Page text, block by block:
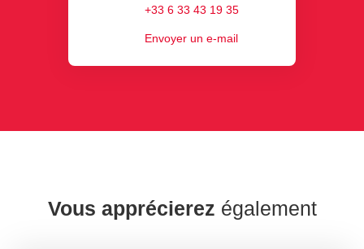
+33 6 33 43 19 35
Envoyer un e-mail
Vous apprécierez également